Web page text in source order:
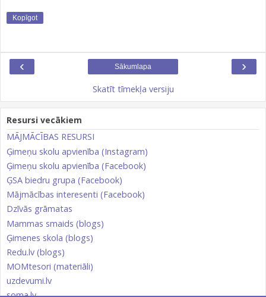
Kopīgot
‹ ›
Sākumlapa
Skatīt tīmekļa versiju
Resursi vecākiem
MĀJMĀCĪBAS RESURSI
Ģimeņu skolu apvienība (Instagram)
Ģimeņu skolu apvienība (Facebook)
ĢSA biedru grupa (Facebook)
Mājmācības interesenti (Facebook)
Dzīvās grāmatas
Mammas smaids (blogs)
Ģimenes skola (blogs)
Redu.lv (blogs)
MOMtesori (materiāli)
uzdevumi.lv